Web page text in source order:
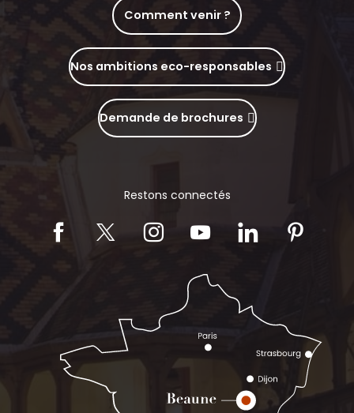
Comment venir ?
Nos ambitions eco-responsables
Demande de brochures
Restons connectés